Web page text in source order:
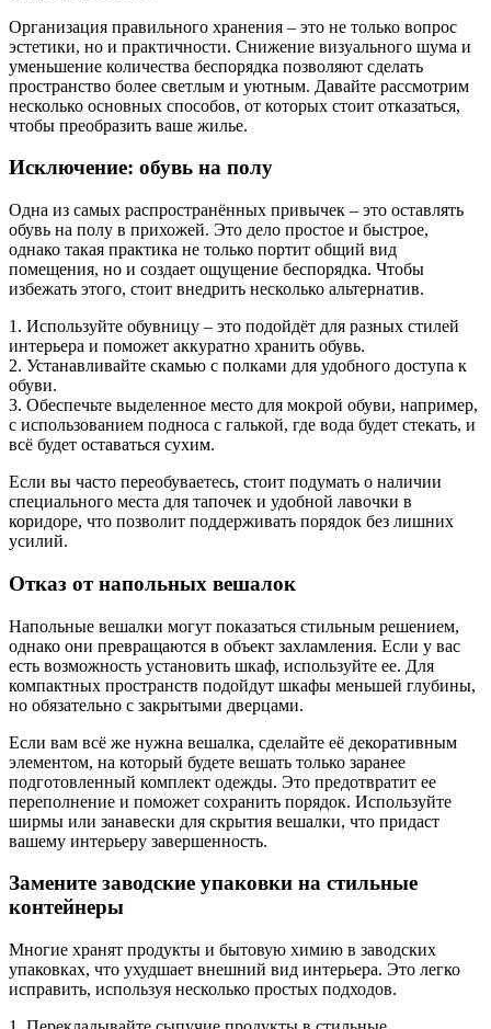
Организация правильного хранения – это не только вопрос
эстетики, но и практичности. Снижение визуального шума и
уменьшение количества беспорядка позволяют сделать
пространство более светлым и уютным. Давайте рассмотрим
несколько основных способов, от которых стоит отказаться,
чтобы преобразить ваше жилье.
Исключение: обувь на полу
Одна из самых распространённых привычек – это оставлять
обувь на полу в прихожей. Это дело простое и быстрое,
однако такая практика не только портит общий вид
помещения, но и создает ощущение беспорядка. Чтобы
избежать этого, стоит внедрить несколько альтернатив.
1. Используйте обувницу – это подойдёт для разных стилей
интерьера и поможет аккуратно хранить обувь.
2. Устанавливайте скамью с полками для удобного доступа к
обуви.
3. Обеспечьте выделенное место для мокрой обуви, например,
с использованием подноса с галькой, где вода будет стекать, и
всё будет оставаться сухим.
Если вы часто переобуваетесь, стоит подумать о наличии
специального места для тапочек и удобной лавочки в
коридоре, что позволит поддерживать порядок без лишних
усилий.
Отказ от напольных вешалок
Напольные вешалки могут показаться стильным решением,
однако они превращаются в объект захламления. Если у вас
есть возможность установить шкаф, используйте ее. Для
компактных пространств подойдут шкафы меньшей глубины,
но обязательно с закрытыми дверцами.
Если вам всё же нужна вешалка, сделайте её декоративным
элементом, на который будете вешать только заранее
подготовленный комплект одежды. Это предотвратит ее
переполнение и поможет сохранить порядок. Используйте
ширмы или занавески для скрытия вешалки, что придаст
вашему интерьеру завершенность.
Замените заводские упаковки на стильные
контейнеры
Многие хранят продукты и бытовую химию в заводских
упаковках, что ухудшает внешний вид интерьера. Это легко
исправить, используя несколько простых подходов.